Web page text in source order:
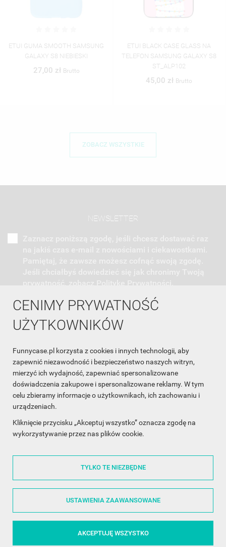
CENIMY PRYWATNOŚĆ
UŻYTKOWNIKÓW
Funnycase.pl korzysta z cookies i innych technologii, aby
zapewnić niezawodność i bezpieczeństwo naszych witryn,
mierzyć ich wydajność, zapewniać spersonalizowane
doświadczenia zakupowe i spersonalizowane reklamy. W tym
celu zbieramy informacje o użytkownikach, ich zachowaniu i
urządzeniach.
Kliknięcie przycisku „Akceptuj wszystko” oznacza zgodę na
wykorzystywanie przez nas plików cookie.
TYLKO TE NIEZBĘDNE
USTAWIENIA ZAAWANSOWANE
AKCEPTUJĘ WSZYSTKO
ETUI BLACK CASE GLASS NA
TELEFON SAMSUNG GALAXY S8
ST_ALP102
ETUI BLACK CASE GLASS NA
TELEFON SAMSUNG GALAXY S8
ST_ALP103
45,00 zł Brutto
ZOBACZ WSZYSTKIE
NEWSLETTER
INFORMACJA O SKLEPIE
INFORMACJE
OBSŁUGA KLIENTA
WSPÓŁPRACA
ŚLEDŹ NAS NA FACEBOOKU
Made with❤in Poland